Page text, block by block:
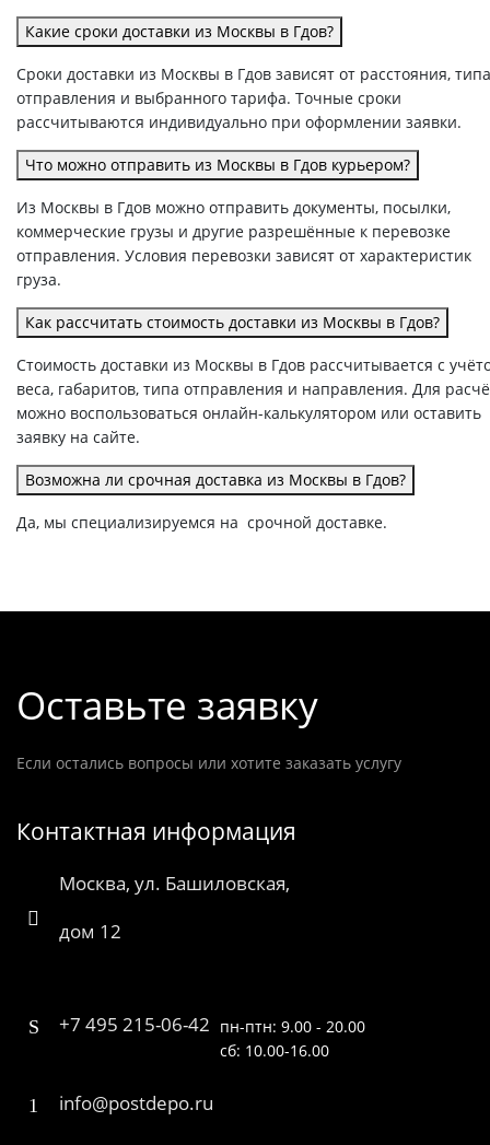
Какие сроки доставки из Москвы в Гдов?
Сроки доставки из Москвы в Гдов зависят от расстояния, типа
отправления и выбранного тарифа. Точные сроки
рассчитываются индивидуально при оформлении заявки.
Что можно отправить из Москвы в Гдов курьером?
Из Москвы в Гдов можно отправить документы, посылки,
коммерческие грузы и другие разрешённые к перевозке
отправления. Условия перевозки зависят от характеристик
груза.
Как рассчитать стоимость доставки из Москвы в Гдов?
Стоимость доставки из Москвы в Гдов рассчитывается с
веса, габаритов, типа отправления и направления. Для
можно воспользоваться онлайн-калькулятором или оставить
заявку на сайте.
Возможна ли срочная доставка из Москвы в Гдов?
Да, мы специализируемся на срочной доставке.
Оставьте заявку
Если остались вопросы или хотите заказать услугу
Контактная информация
Москва, ул. Башиловская,
дом 12
+7 495 215-06-42 пн-птн: 9.00 - 20.00
сб: 10.00-16.00
info@postdepo.ru